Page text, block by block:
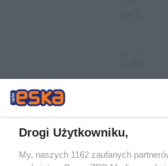
Drogi Użytkowniku,
My, naszych 1162 zaufanych